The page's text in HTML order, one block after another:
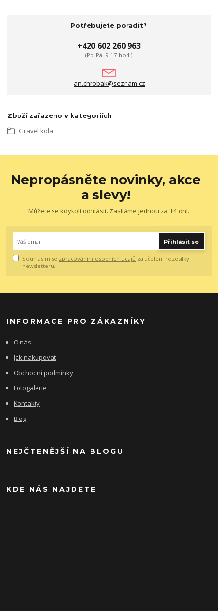
Potřebujete poradit?
+420 602 260 963
(Po-Pá, 9-17 hod.)
jan.chrobak@seznam.cz
Zboží zařazeno v kategoriích
Gravel kola
Nepropásněte novinky, akce
a slevy!
Můžete se kdykoli odhlásit. Zasíláme jednou za 14 dní.
Přihlásit se
Souhlasím se zpracováním osobních údajů za účelem rozesílky
newsletteru.
INFORMACE PRO ZÁKAZNÍKY
O nás
Jak nakupovat
Obchodní podmínky
Fotogalerie
Kontakty
Blog
NEJČTENĚJŠÍ NA BLOGU
KDE NÁS NAJDETE